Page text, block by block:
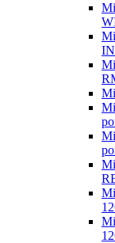
IN